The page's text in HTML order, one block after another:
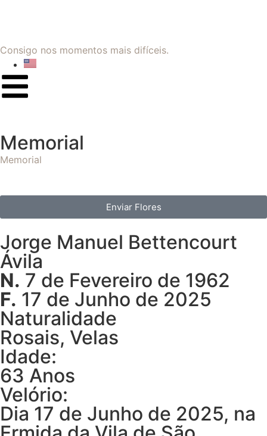
Consigo nos momentos mais difíceis.
Memorial
Memorial
Enviar Flores
Jorge Manuel Bettencourt
Ávila
N. 7 de Fevereiro de 1962
F. 17 de Junho de 2025
Naturalidade
Rosais, Velas
Idade:
63 Anos
Velório:
Dia 17 de Junho de 2025, na